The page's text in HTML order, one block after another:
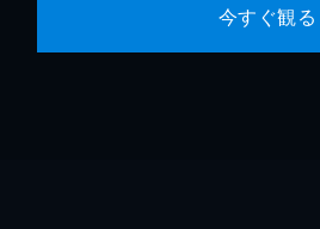
今すぐ観る